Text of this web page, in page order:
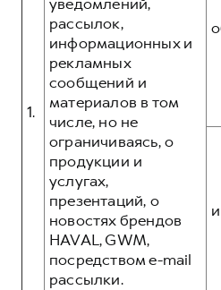
Коллекция PRO
Коллекция Базовая
Коллекция Детская
Коллекция Детская
1.
рассылок,
информационных и
рекламных
сообщений и
материалов в том
числе, но не
ограничиваясь, о
продукции и
услугах,
презентаций, о
новостях брендов
HAVAL, GWM,
посредством e-mail
рассылки.